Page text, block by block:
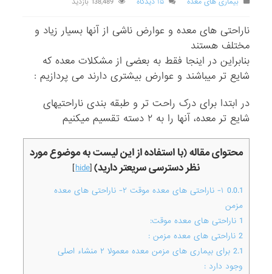
ناراحتی های معده و عوارض ناشی از آنها بسیار زیاد و
مختلف هستند
بنابراین در اینجا فقط به بعضی از مشکلات معده که
شایع تر میباشند و عوارض بیشتری دارند می پردازیم :
در ابتدا برای درک راحت تر و طبقه بندی ناراحتیهای
شایع تر معده، آنها را به ۲ دسته تقسیم میکنیم
محتوای مقاله (با استفاده از این لیست به موضوع مورد
نظر دسترسی سریعتر دارید)[
hide
]
0.0.1
۱- ناراحتی های معده موقت ۲- ناراحتی های معده
مزمن
1 ناراحتی های معده موقت:
2 ناراحتی های معده مزمن :
2.1
برای بیماری های مزمن معده معمولا ۲ منشاء اصلی
وجود دارد :